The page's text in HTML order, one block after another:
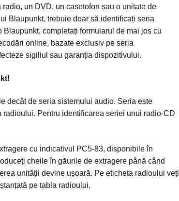
un DVD, un casetofon sau o unitate de
Blaupunkt, trebuie doar să identificați seria
completați formularul de mai jos cu
online, bazate exclusiv pe seria
sigiliul sau garanția dispozitivului.
decât de seria sistemului audio. Seria este
Pentru identificarea seriei unui radio-CD
cu indicativul PC5-83, disponibile în
cheile în găurile de extragere până când
unității devine ușoară. Pe eticheta radioului veți
pe tabla radioului.